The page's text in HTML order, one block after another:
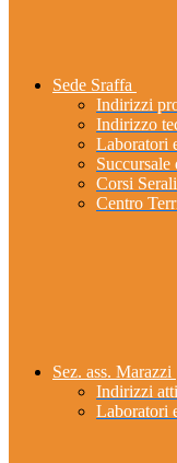
Sede Sraffa
Indirizzi
Indirizzo
Laboratori
Corsi Serali
Centro
Sez. ass. Marazzi
Indirizzi
Laboratori